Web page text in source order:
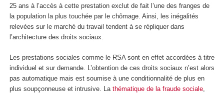
25 ans à l’accès à cette prestation exclut de fait l’une des franges de
la population la plus touchée par le chômage. Ainsi, les inégalités
relevées sur le marché du travail tendent à se répliquer dans
l’architecture des droits sociaux.
Les prestations sociales comme le RSA sont en effet accordées à titre
individuel et sur demande. L’obtention de ces droits sociaux n’est alors
pas automatique mais est soumise à une conditionnalité de plus en
plus soupçonneuse et intrusive. La thématique de la fraude sociale